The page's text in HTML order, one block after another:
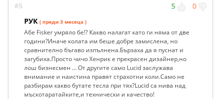
#5 5 0
РУК ( преди 3 месеца )
Абе Fisker умряло бе!? Какво налагат като ги няма от две
години?Иначе колата им беше добре замислена, но
сравнително бъгаво изпълнена.Бързаха да я пуснат и
загубиха.Просто чичо Хенрик е прекрасен дизайнер,но
лош бизнесмен ... От другите само Lucid заслужава
внимание и наистина правят страхотни коли.Само не
разбирам какво бутате тесла при тях?Lucid са нива над
мъскотаратайките,и технически и качество!